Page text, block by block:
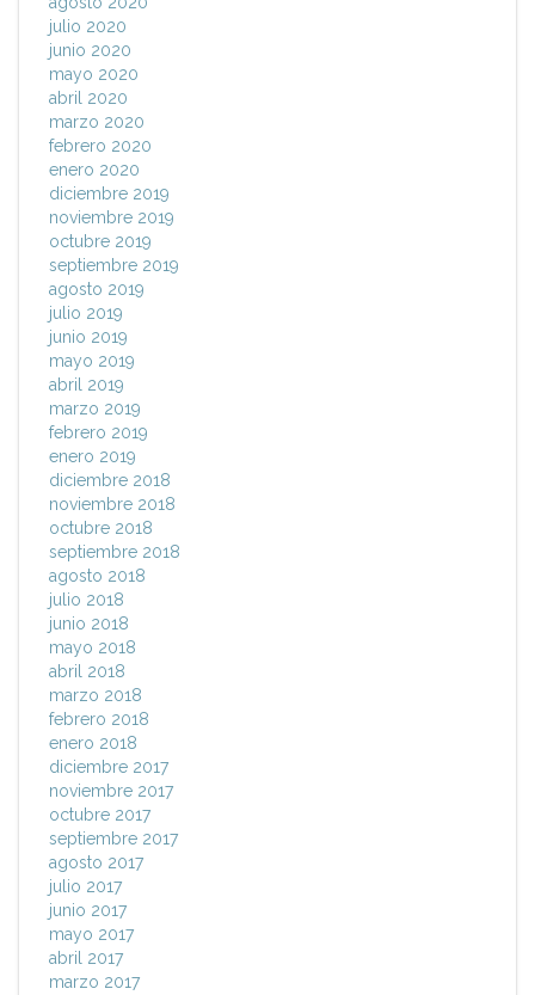
julio 2020
junio 2020
mayo 2020
abril 2020
marzo 2020
febrero 2020
enero 2020
diciembre 2019
noviembre 2019
octubre 2019
septiembre 2019
agosto 2019
julio 2019
junio 2019
mayo 2019
abril 2019
marzo 2019
febrero 2019
enero 2019
diciembre 2018
noviembre 2018
octubre 2018
septiembre 2018
agosto 2018
julio 2018
junio 2018
mayo 2018
abril 2018
marzo 2018
febrero 2018
enero 2018
diciembre 2017
noviembre 2017
octubre 2017
septiembre 2017
agosto 2017
julio 2017
junio 2017
mayo 2017
abril 2017
marzo 2017